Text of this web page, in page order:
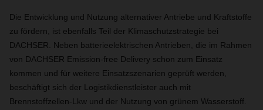
Die Entwicklung und Nutzung alternativer Antriebe und Kraftstoffe
zu fördern, ist ebenfalls Teil der Klimaschutzstrategie bei
DACHSER. Neben batterieelektrischen Antrieben, die im Rahmen
von DACHSER Emission-free Delivery schon zum Einsatz
kommen und für weitere Einsatzszenarien geprüft werden,
beschäftigt sich der Logistikdienstleister auch mit
Brennstoffzellen-Lkw und der Nutzung von grünem Wasserstoff.